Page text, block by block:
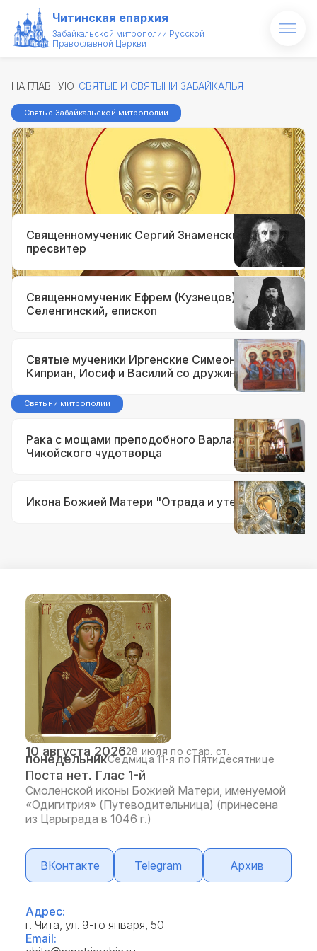
Читинская епархия
Забайкальской митрополии Русской
Православной Церкви
О епархии
Архипастырь
Новости
Проекты
Контакты
НА ГЛАВНУЮ СВЯТЫЕ И СВЯТЫНИ ЗАБАЙКАЛЬЯ
Святые Забайкальской митрополии
Преподобный Варлаам Чикойский,
Забайкальский чудотворец,
пустынник
Священномученик Сергий Знаменский,
пресвитер
Священномученик Ефрем (Кузнецов),
Селенгинский, епископ
Святые мученики Иргенские Симеон,
Киприан, Иосиф и Василий со дружиною
Святыни митрополии
Рака с мощами преподобного Варлаама
Чикойского чудотворца
Икона Божией Матери "Отрада и утешение"
10 августа 202628 июля по стар. ст.
понедельникСедмица 11-я по Пятидесятнице
Поста нет. Глас 1-й
Смоленской иконы Божией Матери, именуемой
«Одигитрия» (Путеводительница) (принесена
из Царьграда в 1046 г.)
ВКонтакте Telegram Архив
Адрес:
г. Чита, ул. 9-го января, 50
Email: